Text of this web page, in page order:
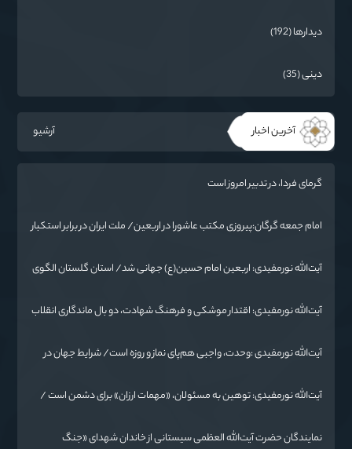
دیدارها (192)
دینی (35)
آخرین اخبار آرشیو
گرمای فردا، در تدبیر امروز است
امام جمعه گرگان:پیروزی مکتب عاشورا در اربعین/ ملت ایران در برابر استکبار
آیت‌الله نورمفیدی: اربعین امام حسین(ع) جهانی شد/ استان گلستان الگوی
آیت‌الله نورمفیدی: اقتدار موشکی و فرهنگ شهادت، دو بال ماندگاری انقلاب
آیت‌الله نورمفیدی :وحدت، واجبی هم‌پای نماز و روزه است/ شرایط جهان در
آیت‌الله نورمفیدی: توهین به مسئولان، «مهمات ارزان» برای دشمن است /
نمایندگان حضرت آیت‌الله العظمی سیستانی از خاندان شهدای «جنگ